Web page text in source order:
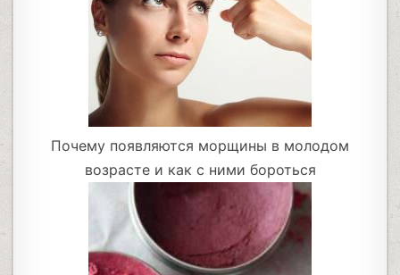
Почему появляются морщины в молодом
возрасте и как с ними бороться